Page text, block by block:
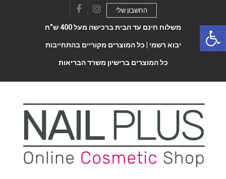
FacebookInstagram
החשבון שלי
משלוח חינם עד הבית ברכישה מעל 400 ש”ח
יבוא רשמי | כל המוצרים מקוריים בהתחייבות
כל המוצרים ברישיון משרד הבריאות